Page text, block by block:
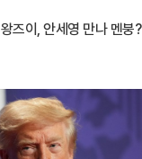
즈이, 안세영 만나 멘붕?